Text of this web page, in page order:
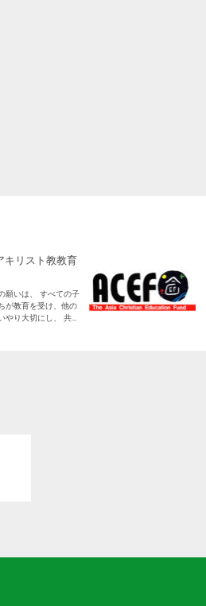
キリスト教教育
願いは、 すべての子
が教育を受け、他の
やり大切にし、 共に